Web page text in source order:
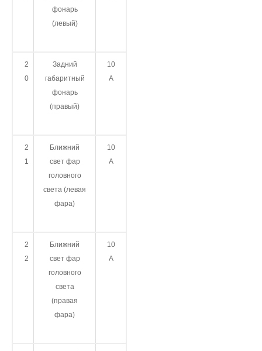
фонарь
(левый)
2
0
Задний
габаритный
фонарь
(правый)
10
А
2
1
Ближний
свет фар
головного
света (левая
фара)
10
А
2
2
Ближний
свет фар
головного
света
(правая
фара)
10
А